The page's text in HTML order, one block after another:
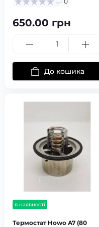
650.00 грн
До кошика
в наявності
Термостат Howo A7 (80